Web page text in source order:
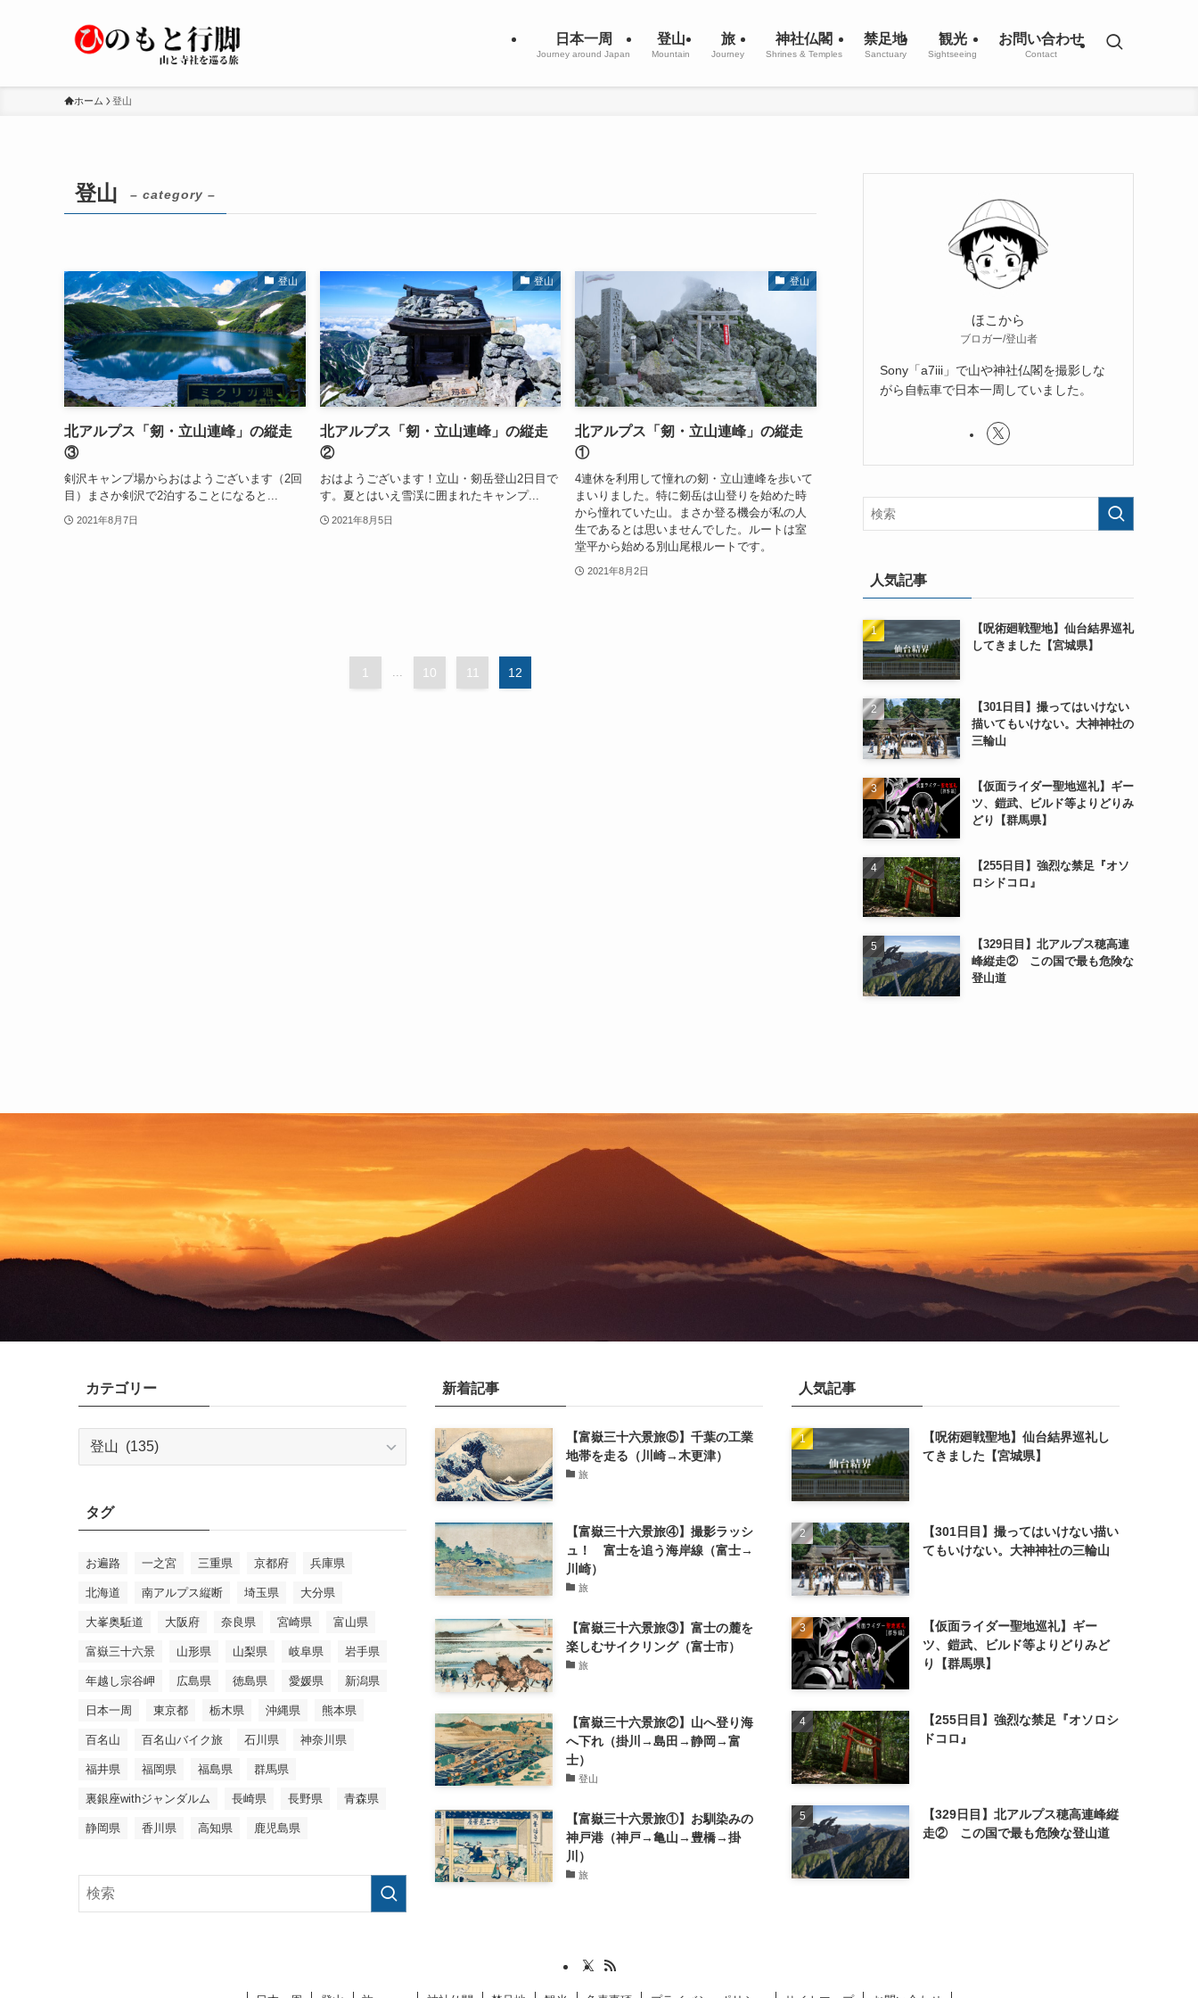
日本一周
Journey around Japan
登山
Mountain
旅
Journey
神社仏閣
Shrines & Temples
禁足地
Sanctuary
観光
Sightseeing
お問い合わせ
Contact
ホーム 登山
登山 – category –
登山
北アルプス「剱・立山連峰」の縦走
③
剣沢キャンプ場からおはようございます（2回
目）まさか剣沢で2泊することになると...
2021年8月7日
登山
北アルプス「剱・立山連峰」の縦走
②
おはようございます！立山・剱岳登山2日目で
す。夏とはいえ雪渓に囲まれたキャンプ...
2021年8月5日
登山
北アルプス「剱・立山連峰」の縦走
①
4連休を利用して憧れの剱・立山連峰を歩いて
まいりました。特に剱岳は山登りを始めた時
から憧れていた山。まさか登る機会が私の人
生であるとは思いませんでした。ルートは室
堂平から始める別山尾根ルートです。
2021年8月2日
1 10 11 12
ほこから
ブロガー/登山者
Sony「a7iii」で山や神社仏閣を撮影しな
がら自転車で日本一周していました。
人気記事
【呪術廻戦聖地】仙台結界巡礼
してきました【宮城県】
【301日目】撮ってはいけない
描いてもいけない。大神神社の
三輪山
【仮面ライダー聖地巡礼】ギー
ツ、鎧武、ビルド等よりどりみ
どり【群馬県】
【255日目】強烈な禁足『オソ
ロシドコロ』
【329日目】北アルプス穂高連
峰縦走② この国で最も危険な
登山道
カテゴリー
リ
ー
タグ
お遍路 一之宮 三重県 京都府 兵庫県
北海道 南アルプス縦断 埼玉県 大分県
大峯奥駈道 大阪府 奈良県 宮崎県 富山県
富嶽三十六景 山形県 山梨県 岐阜県 岩手県
年越し宗谷岬 広島県 徳島県 愛媛県 新潟県
日本一周 東京都 栃木県 沖縄県 熊本県
百名山 百名山バイク旅 石川県 神奈川県
福井県 福岡県 福島県 群馬県
裏銀座withジャンダルム 長崎県 長野県 青森県
静岡県 香川県 高知県 鹿児島県
新着記事
【富嶽三十六景旅⑤】千葉の工業
地帯を走る（川崎→木更津）
旅
【富嶽三十六景旅④】撮影ラッシ
ュ！ 富士を追う海岸線（富士→
川崎）
旅
【富嶽三十六景旅③】富士の麓を
楽しむサイクリング（富士市）
旅
【富嶽三十六景旅②】山へ登り海
へ下れ（掛川→島田→静岡→富
士）
登山
【富嶽三十六景旅①】お馴染みの
神戸港（神戸→亀山→豊橋→掛
川）
旅
人気記事
【呪術廻戦聖地】仙台結界巡礼し
てきました【宮城県】
【301日目】撮ってはいけない描い
てもいけない。大神神社の三輪山
【仮面ライダー聖地巡礼】ギー
ツ、鎧武、ビルド等よりどりみど
り【群馬県】
【255日目】強烈な禁足『オソロシ
ドコロ』
【329日目】北アルプス穂高連峰縦
走② この国で最も危険な登山道